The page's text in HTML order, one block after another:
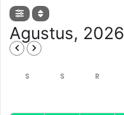
Agustus, 2026